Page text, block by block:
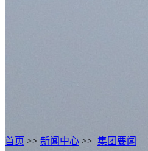
首页 >> 新闻中心 >> 集团要闻